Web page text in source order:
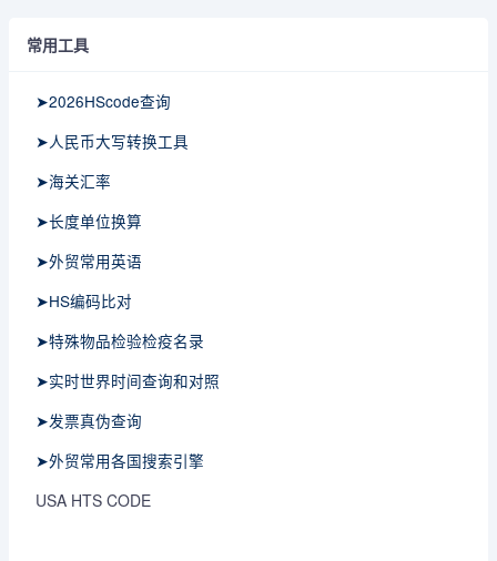
常用工具
➤2026HScode查询
➤人民币大写转换工具
➤海关汇率
➤长度单位换算
➤外贸常用英语
➤HS编码比对
➤特殊物品检验检疫名录
➤实时世界时间查询和对照
➤发票真伪查询
➤外贸常用各国搜索引擎
USA HTS CODE